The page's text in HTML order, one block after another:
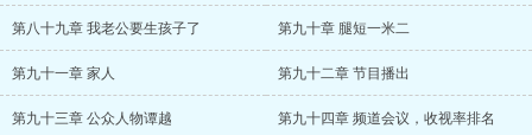
第八十九章 我老公要生孩子了 第九十章 腿短一米二
第九十一章 家人 第九十二章 节目播出
第九十三章 公众人物谭越 第九十四章 频道会议，收视率排名